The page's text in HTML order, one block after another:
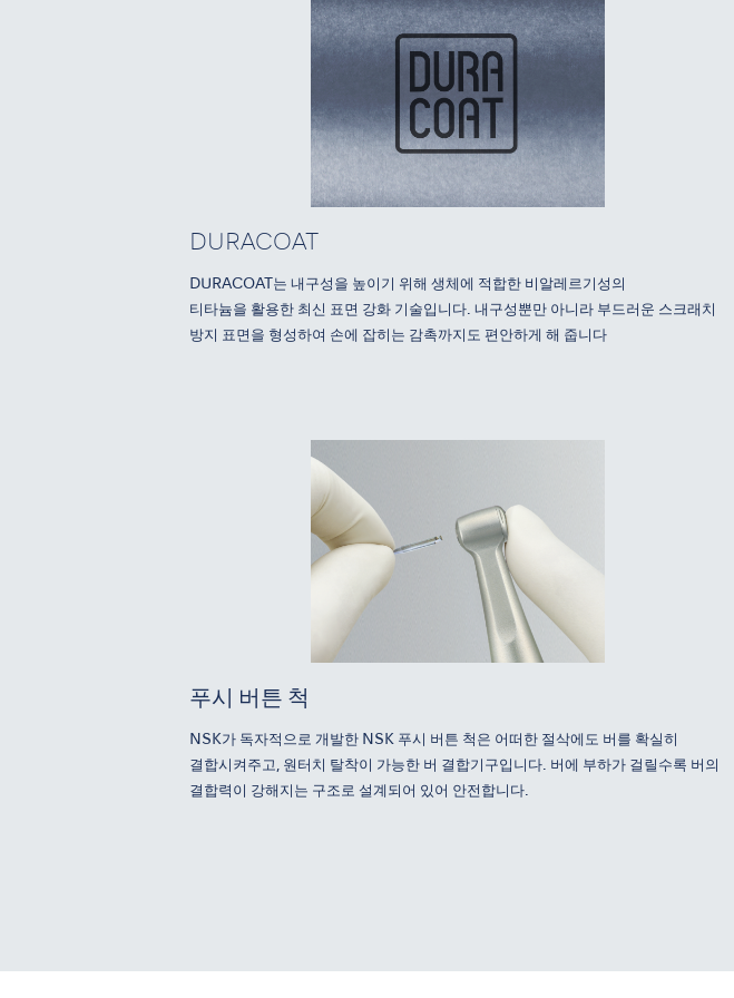
DURACOAT
DURACOAT는 내구성을 높이기 위해 생체에 적합한 비알레르기성의
티타늄을 활용한 최신 표면 강화 기술입니다. 내구성뿐만 아니라 부드러운 스크래치
방지 표면을 형성하여 손에 잡히는 감촉까지도 편안하게 해 줍니다
푸시 버튼 척
NSK가 독자적으로 개발한 NSK 푸시 버튼 척은 어떠한 절삭에도 버를 확실히
결합시켜주고, 원터치 탈착이 가능한 버 결합기구입니다. 버에 부하가 걸릴수록 버의
결합력이 강해지는 구조로 설계되어 있어 안전합니다.